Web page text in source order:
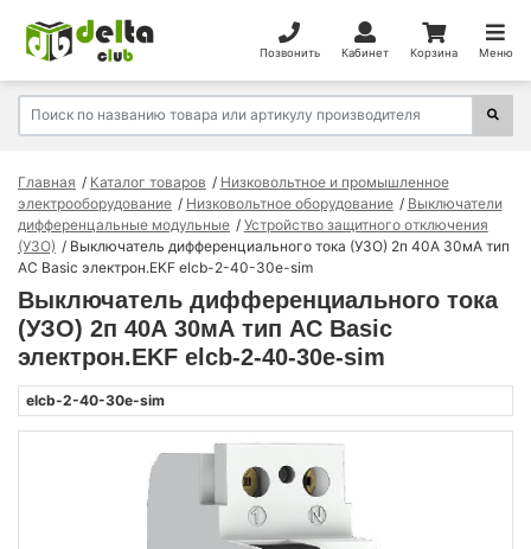
Позвонить Кабинет Корзина Меню
Главная Каталог товаров
Низковольтное и промышленное
электрооборудование
Низковольтное оборудование
Выключатели
дифференцальные модульные
Устройство защитного отключения
(УЗО)
Выключатель дифференциального тока (УЗО) 2п 40А 30мА тип
AC Basic электрон.EKF elcb-2-40-30e-sim
Выключатель дифференциального тока
(УЗО) 2п 40А 30мА тип AC Basic
электрон.EKF elcb-2-40-30e-sim
elcb-2-40-30e-sim